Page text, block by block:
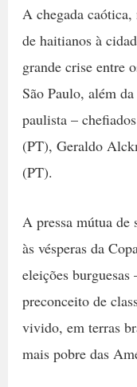
A chegada caótica,
de haitianos à
grande crise entre
São Paulo, além
paulista –
(PT), Geraldo
(PT).
A pressa mútua de
às vésperas da
eleições burguesas
preconceito de
vivido, em terras
mais pobre das